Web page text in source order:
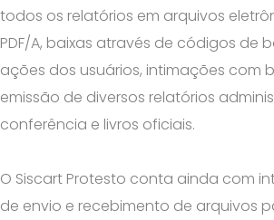
todos os relatórios em arquivos
PDF/A, baixas através de códigos de
ações dos usuários, intimações com
emissão de diversos relatórios
conferência e livros oficiais.
O Siscart Protesto conta ainda com
de envio e recebimento de arquivos